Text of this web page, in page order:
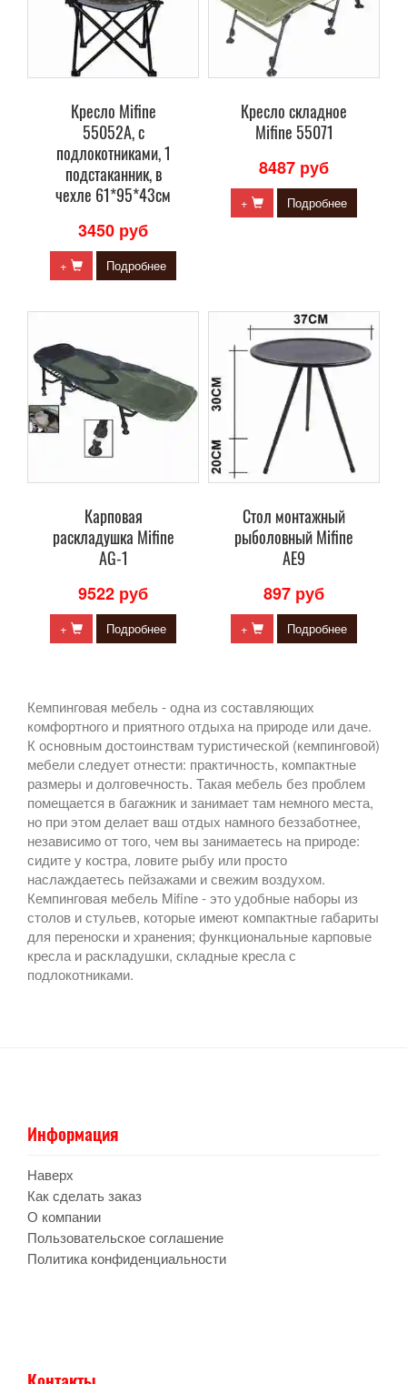
Кресло Mifine
55052A, с
подлокотниками, 1
подстаканник, в
чехле 61*95*43см
3450 руб
+ Подробнее
Кресло складное
Mifine 55071
8487 руб
+ Подробнее
Карповая
раскладушка Mifine
AG-1
9522 руб
+ Подробнее
Стол монтажный
рыболовный Mifine
AE9
897 руб
+ Подробнее
Кемпинговая мебель - одна из составляющих
комфортного и приятного отдыха на природе или даче.
К основным достоинствам туристической (кемпинговой)
мебели следует отнести: практичность, компактные
размеры и долговечность. Такая мебель без проблем
помещается в багажник и занимает там немного места,
но при этом делает ваш отдых намного беззаботнее,
независимо от того, чем вы занимаетесь на природе:
сидите у костра, ловите рыбу или просто
наслаждаетесь пейзажами и свежим воздухом.
Кемпинговая мебель Mifine - это удобные наборы из
столов и стульев, которые имеют компактные габариты
для переноски и хранения; функциональные карповые
кресла и раскладушки, складные кресла с
подлокотниками.
Информация
Наверх
Как сделать заказ
О компании
Пользовательское соглашение
Политика конфиденциальности